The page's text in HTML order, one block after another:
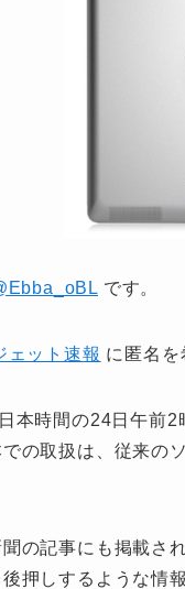
です。
ェット速報 に匿名を
本時間の24日午前2
の取扱は、従来の
聞の記事にも掲載さ
押しするような情